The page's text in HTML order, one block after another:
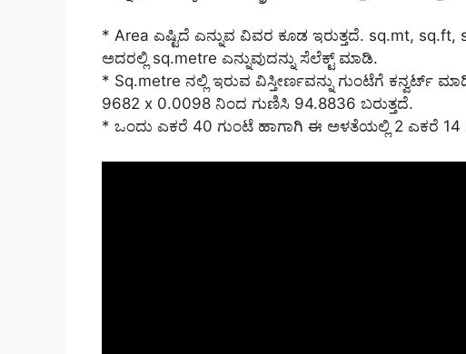
* Area ಎಷ್ಟಿದೆ ಎನ್ನುವ ವಿವರ ಕೂಡ ಇರುತ್ತದೆ. sq.mt, sq.ft,
ಅದರಲ್ಲಿ sq.metre ಎನ್ನುವುದನ್ನು ಸೆಲೆಕ್ಟ್ ಮಾಡಿ.
* Sq.metre ನಲ್ಲಿ ಇರುವ ವಿಸ್ತೀರ್ಣವನ್ನು ಗುಂಟೆಗೆ ಕನ್ವರ್ಟ್
9682 x 0.0098 ನಿಂದ ಗುಣಿಸಿ 94.8836 ಬರುತ್ತದೆ.
* ಒಂದು ಎಕರೆ 40 ಗುಂಟೆ ಹಾಗಾಗಿ ಈ ಅಳತೆಯಲ್ಲಿ 2 ಎಕರೆ 14